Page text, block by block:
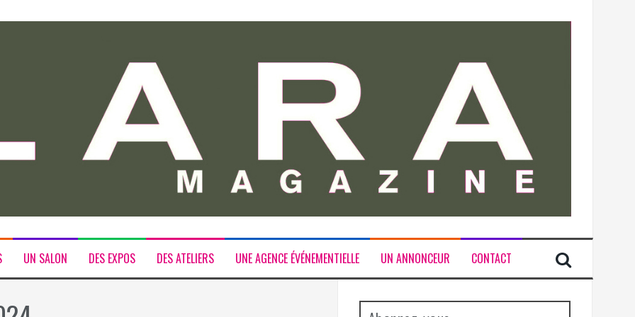
UN SALON DES EXPOS DES ATELIERS UNE AGENCE ÉVÉNEMENTIELLE UN ANNONCEUR CONTACT